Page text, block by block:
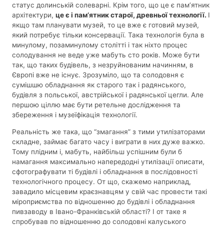
статус долинській солеварні. Крім того, що це є пам’ятник
архітектури, це є і пам’ятник старої, древньої технології. І
якщо там планувати музей, то це вже є готовий музей,
який потребує тільки консервації. Така технологія була в
минулому, позаминулому столітті і так ніхто процес
солодування не веде уже мабуть сто років. Може бути
так, що таких будівель, з незруйнованим начинням, в
Європі вже не існує. Зрозуміло, що та солодовня є
сумішшю обладнання як старого так і радянського,
будівля з польської, австрійської і радянської цегли. Але
першою ціллю має бути ретельне дослідження та
збереження і музеїфікація технології.
Реальність же така, що “змагання” з тими утилізаторами
складне, займає багато часу і виграти в них дуже важко.
Тому плідним і, мабуть, найбільш успішним були б
намагання максимально напередодні утилізації описати,
сфотографувати ті будівлі і обладнання в послідовності
технологічного процесу. От що, скажемо наприклад,
завадило місцевим краєзнавцям у свій час провести такі
міроприємства по відношенню до будівлі і обладнання
пивзаводу в Івано-Франківській області? І от таке я
спробував по відношенню до солодовні калуського